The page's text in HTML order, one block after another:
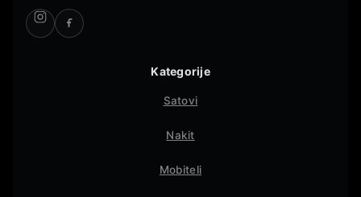
Kategorije
Satovi
Nakit
Mobiteli